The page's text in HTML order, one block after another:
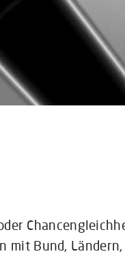
mit Bund, Ländern,